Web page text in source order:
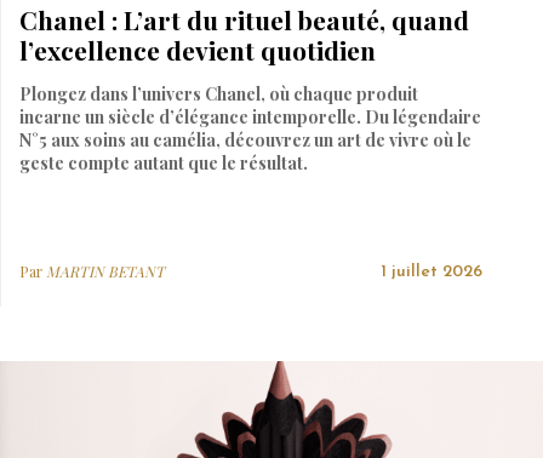
Chanel : L’art du rituel beauté, quand
l’excellence devient quotidien
Plongez dans l’univers Chanel, où chaque produit
incarne un siècle d’élégance intemporelle. Du légendaire
N°5 aux soins au camélia, découvrez un art de vivre où le
geste compte autant que le résultat.
Par MARTIN BETANT 1 juillet 2026